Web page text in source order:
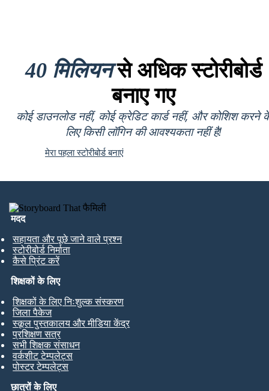
40 मिलियनसे अधिक स्टोरीबोर्ड
बनाए गए
कोई डाउनलोड नहीं, कोई क्रेडिट कार्ड नहीं, और कोशिश करने
लिए किसी लॉगिन की आवश्यकता नहीं है!
मेरा पहला स्टोरीबोर्ड बनाएं
मदद
सहायता और पूछे जाने वाले प्रश्न
स्टोरीबोर्ड निर्माता
कैसे प्रिंट करें
छात्रों के लिए
शिक्षकों के लिए
शिक्षकों के लिए निःशुल्क संस्करण
जिला पैकेज
स्कूल पुस्तकालय और मीडिया केंद्र
प्रशिक्षण सत्र
सभी शिक्षक संसाधन
वर्कशीट टेम्पलेट्स
पोस्टर टेम्पलेट्स